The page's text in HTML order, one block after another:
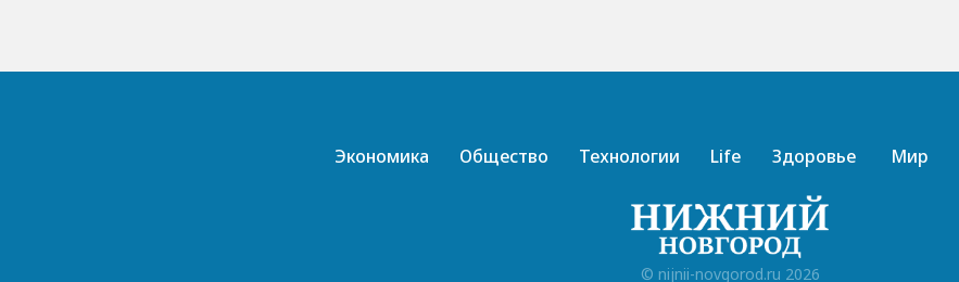
Экономика Общество Технологии Life Здоровье Мир
© nijnii-novgorod.ru 2026